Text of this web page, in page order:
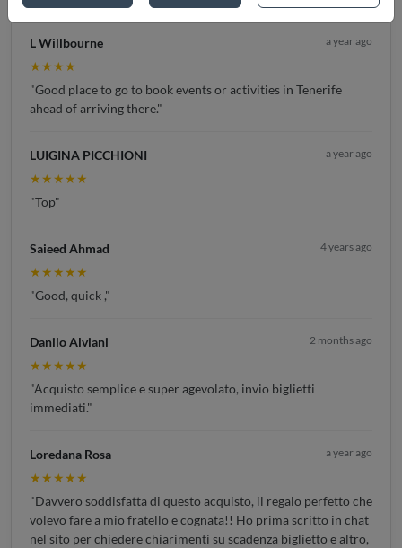
L Willbourne a year ago
★★★★
"Good place to go to book events or activities in Tenerife
ahead of arriving there."
LUIGINA PICCHIONI a year ago
★★★★★
"Top"
Saieed Ahmad 4 years ago
★★★★★
"Good, quick ,"
Danilo Alviani 2 months ago
★★★★★
"Acquisto semplice e super agevolato, invio biglietti
immediati."
Loredana Rosa a year ago
★★★★★
"Davvero soddisfatta di questo acquisto, il regalo perfetto che
volevo fare a mio fratello e cognata!! Ho prima scritto in chat
nel sito per chiedere chiarimenti su scadenza biglietto e altro,